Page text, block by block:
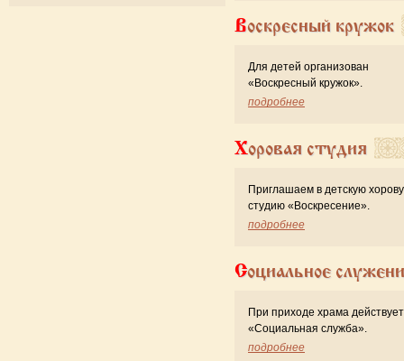
Воскресный кружок
Для детей организован
«Воскресный кружок».
подробнее
Хоровая студия
Приглашаем в детскую
студию «Воскресение».
подробнее
Социальное
При приходе храма действует
«Cоциальная служба».
подробнее